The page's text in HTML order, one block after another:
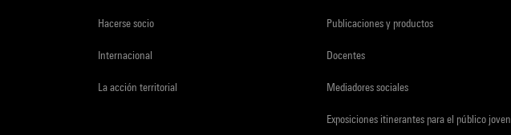
Hacerse socio
Internacional
La acción territorial
Publicaciones y productos
Docentes
Mediadores sociales
Exposiciones itinerantes para el público joven